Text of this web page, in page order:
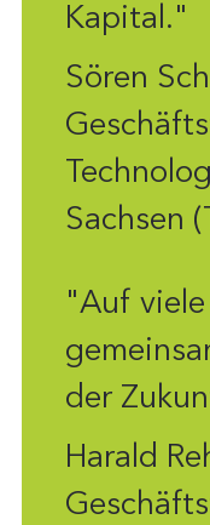
Kapital."
Sören
Sachsen
"Auf
der
Harald